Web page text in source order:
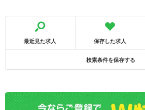
最近見た求人 保存した求人
検索条件を保存する